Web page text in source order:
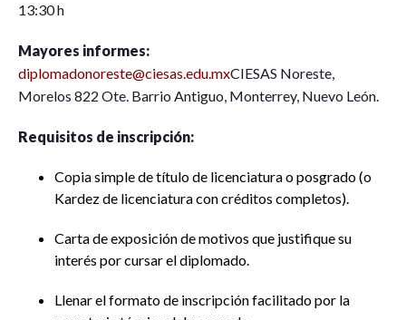
13:30 h
Mayores informes:
diplomadonoreste@ciesas.edu.mxCIESAS Noreste,
Morelos 822 Ote. Barrio Antiguo, Monterrey, Nuevo León.
Requisitos de inscripción:
Copia simple de título de licenciatura o posgrado (o
Kardez de licenciatura con créditos completos).
Carta de exposición de motivos que justifique su
interés por cursar el diplomado.
Llenar el formato de inscripción facilitado por la